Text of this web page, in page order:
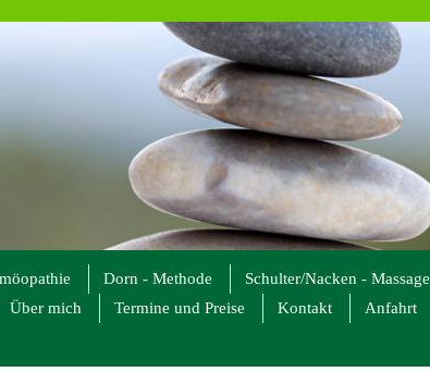
Dorn - Methode
Schulter/Nacken - Massage
Über mich Termine und Preise Kontakt
Anfahrt